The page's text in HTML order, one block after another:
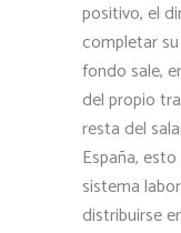
positivo, el
completar
fondo sale,
del propio
resta del
España,
sistema
distribuirse